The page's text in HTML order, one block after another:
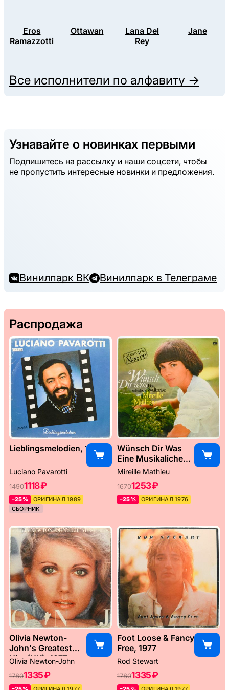
Eros
Ramazzotti
Ottawan
Lana Del
Rey
Jane
Все исполнители по алфавиту →
Узнавайте о новинках первыми
Подпишитесь на рассылку и наши соцсети, чтобы
не пропустить интересные новинки и предложения.
Винилпарк ВК Винилпарк в Телеграме
Распродажа
Lieblingsmelodien, 1989
Luciano Pavarotti
14901118 ₽
–25%
ОРИГИНАЛ 1989
СБОРНИК
Wünsch Dir Was
Eine Musikaliche
Weltreise, 1976
Mireille Mathieu
16701253 ₽
–25% ОРИГИНАЛ 1976
Olivia Newton-
John's Greatest
Hits (UK), 1977
Olivia Newton-John
17801335 ₽
Foot Loose & Fancy
Free, 1977
Rod Stewart
17801335 ₽